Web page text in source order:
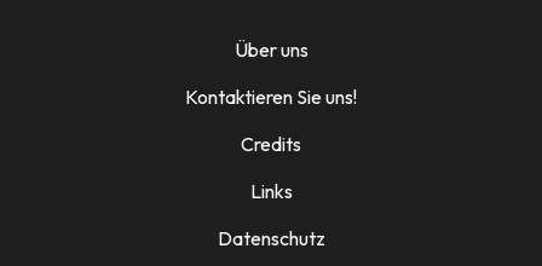
Über uns
Kontaktieren Sie uns!
Credits
Links
Datenschutz